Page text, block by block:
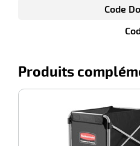
Code
Produits